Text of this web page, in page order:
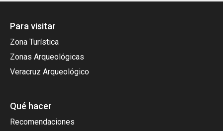
Para visitar
Zona Turística
Zonas Arqueológicas
Veracruz Arqueológico
Qué hacer
Recomendaciones